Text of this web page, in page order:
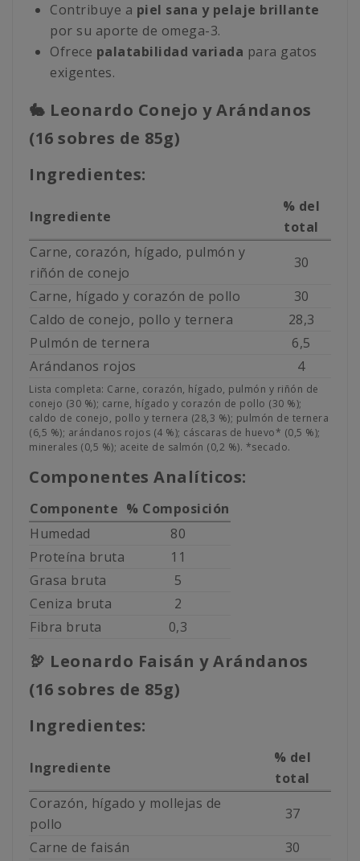
Contribuye a piel sana y pelaje brillante
por su aporte de omega-3.
Ofrece palatabilidad variada para gatos
exigentes.
🐇 Leonardo Conejo y Arándanos
(16 sobres de 85g)
Ingredientes:
Ingrediente
% del
total
Carne, corazón, hígado, pulmón y
riñón de conejo
30
Carne, hígado y corazón de pollo
30
Caldo de conejo, pollo y ternera
28,3
Pulmón de ternera
6,5
Arándanos rojos
4
Lista completa: Carne, corazón, hígado, pulmón y riñón de
conejo (30 %); carne, hígado y corazón de pollo (30 %);
caldo de conejo, pollo y ternera (28,3 %); pulmón de ternera
(6,5 %); arándanos rojos (4 %); cáscaras de huevo* (0,5 %);
minerales (0,5 %); aceite de salmón (0,2 %). *secado.
Componentes Analíticos:
Componente % Composición
Humedad
80
Proteína bruta
11
Grasa bruta
5
Ceniza bruta
2
Fibra bruta
0,3
🦃 Leonardo Faisán y Arándanos
(16 sobres de 85g)
Ingredientes:
Ingrediente
% del
total
Corazón, hígado y mollejas de
pollo
37
Carne de faisán
30